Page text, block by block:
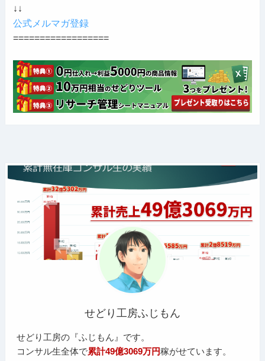
↓↓
公式メルマガ登録
==================
せどり工房ふじもん
せどり工房の『ふじもん』です。
コンサル生全体で累計49億3069万円稼がせています。